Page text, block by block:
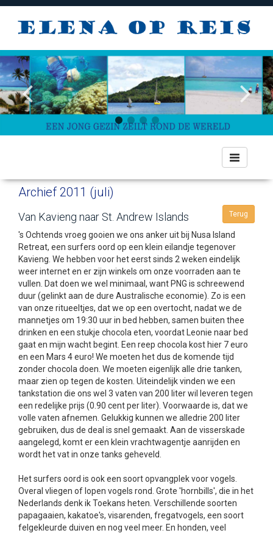
Toggle
navigation
Archief 2011 (juli)
Terug
Van Kavieng naar St. Andrew Islands
's Ochtends vroeg gooien we ons anker uit bij Nusa Island
Retreat, een surfers oord op een klein eilandje tegenover
Kavieng. We hebben voor het eerst sinds 2 weken eindelijk
weer internet en er zijn winkels om onze voorraden aan te
vullen. Dat doen we wel minimaal, want PNG is schreewend
duur (gelinkt aan de dure Australische economie). Zo is een
van onze ritueeltjes, dat we op een overtocht, nadat we de
mannetjes om 19:30 uur in bed hebben, samen buiten thee
drinken en een stukje chocola eten, voordat Leonie naar bed
gaat en mijn wacht begint. Een reep chocola kost hier 7 euro
en een Mars 4 euro! We moeten het dus de komende tijd
zonder chocola doen. We moeten eigenlijk alle drie tanken,
maar zien op tegen de kosten. Uiteindelijk vinden we een
tankstation die ons wel 3 vaten van 200 liter wil leveren tegen
een redelijke prijs (0.90 cent per liter). Voorwaarde is, dat we
volle vaten afnemen. Gelukkig kunnen we alledrie 200 liter
gebruiken, dus de deal is snel gemaakt. Aan de visserskade
aangelegd, komt er een klein vrachtwagentje aanrijden en
wordt het vat in onze tanks geheveld.
Het surfers oord is ook een soort opvangplek voor vogels.
Overal vliegen of lopen vogels rond. Grote 'hornbills', die in het
Nederlands denk ik Toekans heten. Verschillende soorten
papagaaien, kakatoe's, visarenden, fregatvogels, een soort
felgekleurde duiven en nog veel meer. En honden, veel